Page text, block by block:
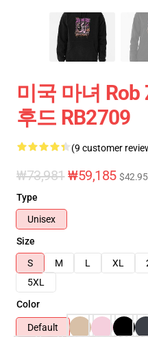
미국 마녀 Rob
후드 RB2709
(9 customer
₩73,981 ₩59,185 $42.95
Type
Unisex
Size
S
M L XL
5XL
Color
Default